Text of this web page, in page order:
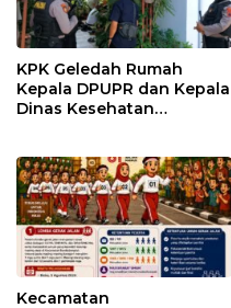
KPK Geledah Rumah
Kepala DPUPR dan Kepala
Dinas Kesehatan
Kecamatan